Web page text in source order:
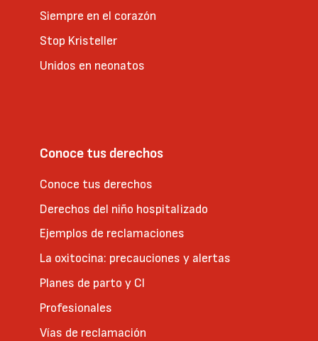
Siempre en el corazón
Stop Kristeller
Unidos en neonatos
Conoce tus derechos
Conoce tus derechos
Derechos del niño hospitalizado
Ejemplos de reclamaciones
La oxitocina: precauciones y alertas
Planes de parto y CI
Profesionales
Vías de reclamación